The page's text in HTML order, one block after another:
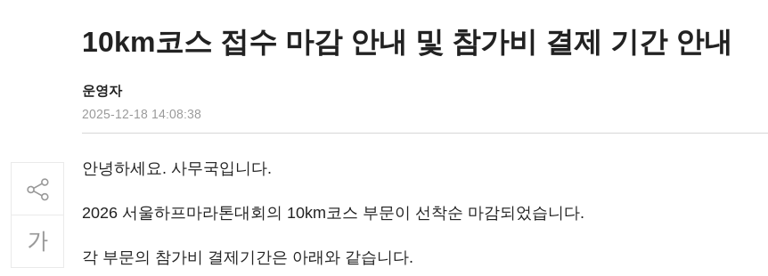
10km코스 접수 마감 안내 및 참가비 결제 기간 안내
운영자
2025-12-18 14:08:38
안녕하세요. 사무국입니다.
2026 서울하프마라톤대회의 10km코스 부문이 선착순 마감되었습니다.
각 부문의 참가비 결제기간은 아래와 같습니다.